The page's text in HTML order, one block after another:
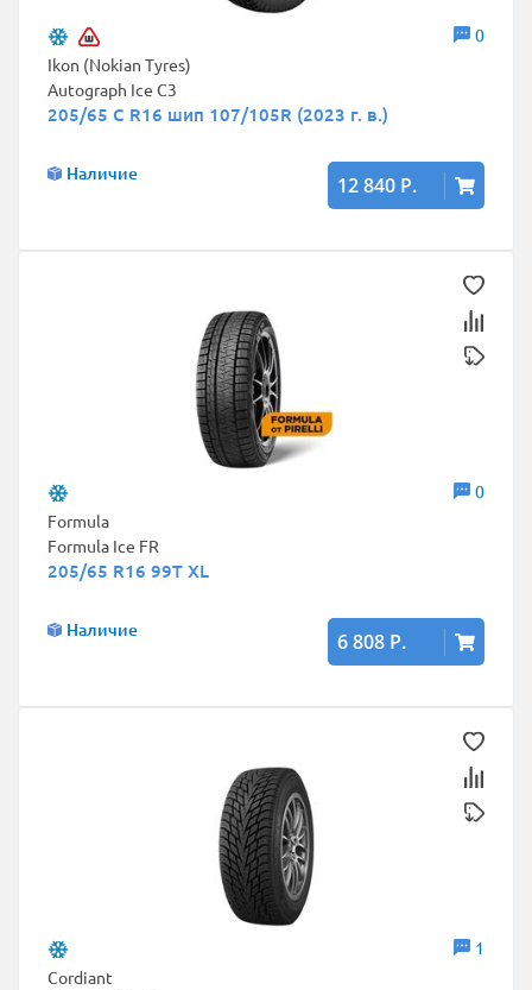
0
Ikon (Nokian Tyres)
Autograph Ice C3
205/65 C R16 шип 107/105R (2023 г. в.)
Наличие 12 840 Р.
0
Formula
Formula Ice FR
205/65 R16 99T XL
Наличие 6 808 Р.
1
Cordiant